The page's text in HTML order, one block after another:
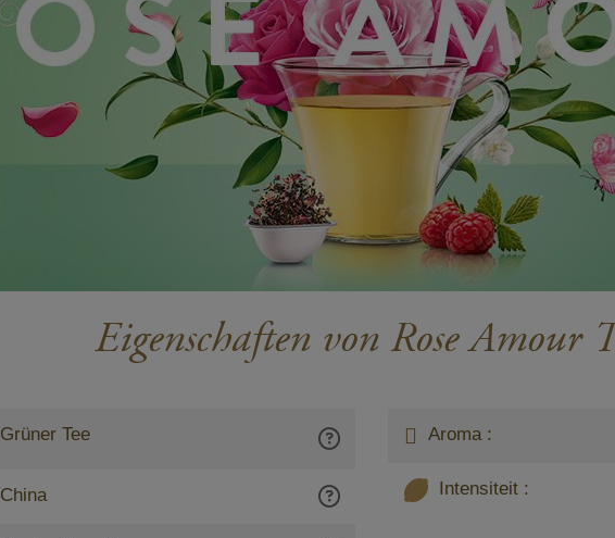
Eigenschaften von Rose Amour
Grüner Tee
China
Aroma :
Intensiteit :